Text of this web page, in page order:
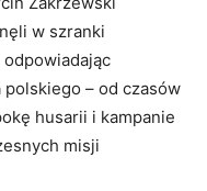
w szranki
– od czasów
husarii i kampanie
misji